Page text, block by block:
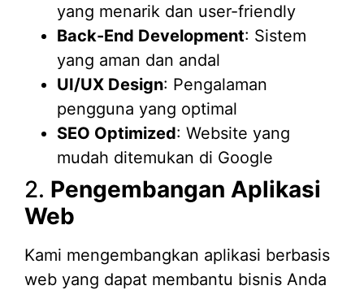
yang menarik dan user-friendly
Back-End Development: Sistem
yang aman dan andal
UI/UX Design: Pengalaman
pengguna yang optimal
SEO Optimized: Website yang
mudah ditemukan di Google
2. Pengembangan Aplikasi
Web
Kami mengembangkan aplikasi berbasis
web yang dapat membantu bisnis Anda